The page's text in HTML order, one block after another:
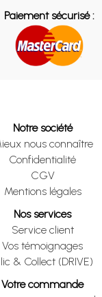
Paiement sécurisé :
Notre société
nous connaître
Confidentialité
CGV
Mentions légales
Nos services
Service client
Vos témoignages
& Collect (DRIVE)
Votre commande